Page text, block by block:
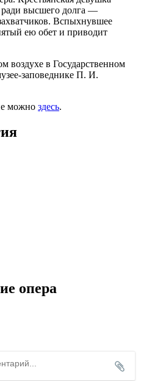
ради высшего долга —
Вспыхнувшее
ею обет и приводит
воздухе в Государственном
заповеднике П. И.
можно здесь.
опера